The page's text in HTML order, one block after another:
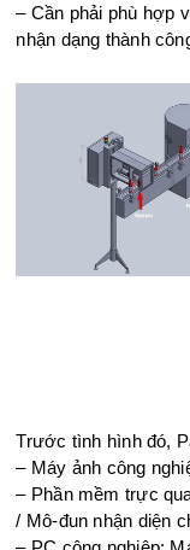
– Cần phải phù hợp
nhận dạng thành
Trước tình hình đó,
– Máy ảnh công
– Phần mềm trực
/ Mô-đun nhận diện